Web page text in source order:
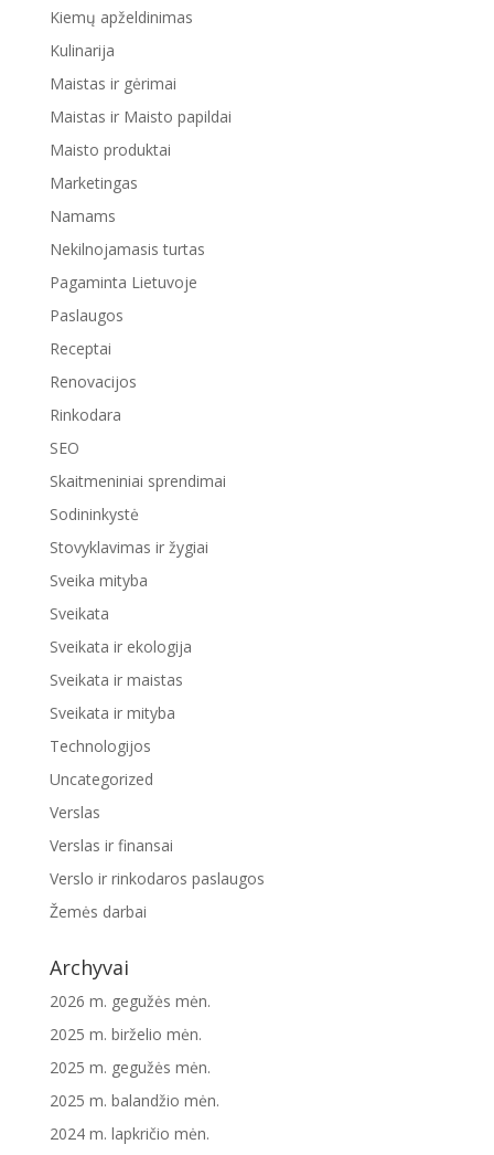
Kiemų apželdinimas
Kulinarija
Maistas ir gėrimai
Maistas ir Maisto papildai
Maisto produktai
Marketingas
Namams
Nekilnojamasis turtas
Pagaminta Lietuvoje
Paslaugos
Receptai
Renovacijos
Rinkodara
SEO
Skaitmeniniai sprendimai
Sodininkystė
Stovyklavimas ir žygiai
Sveika mityba
Sveikata
Sveikata ir ekologija
Sveikata ir maistas
Sveikata ir mityba
Technologijos
Uncategorized
Verslas
Verslas ir finansai
Verslo ir rinkodaros paslaugos
Žemės darbai
Archyvai
2026 m. gegužės mėn.
2025 m. birželio mėn.
2025 m. gegužės mėn.
2025 m. balandžio mėn.
2024 m. lapkričio mėn.